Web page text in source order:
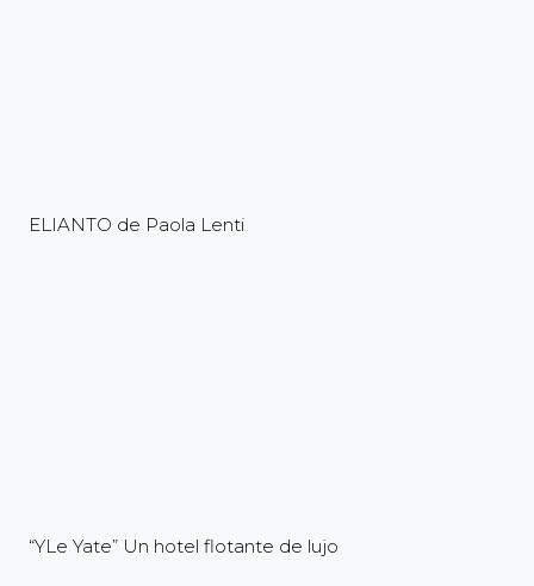
ELIANTO de Paola Lenti
“YLe Yate” Un hotel flotante de lujo